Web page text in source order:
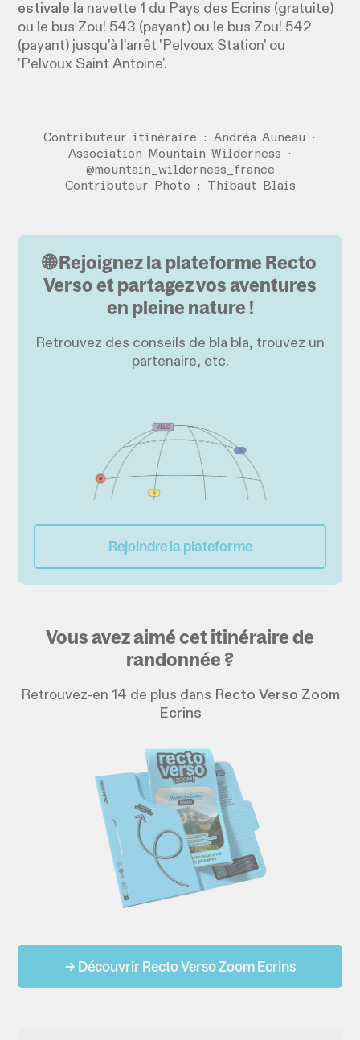
estivale la navette 1 du Pays des Ecrins (gratuite)
ou le bus Zou! 543 (payant) ou le bus Zou! 542
(payant) jusqu'à l'arrêt 'Pelvoux Station' ou
'Pelvoux Saint Antoine'.
Contributeur itinéraire : Andréa Auneau ·
Association Mountain Wilderness ·
@mountain_wilderness_france
Contributeur Photo : Thibaut Blais
🌐 Rejoignez la plateforme Recto
Verso et partagez vos aventures
en pleine nature !
Retrouvez des conseils de bla bla, trouvez un
partenaire, etc.
Rejoindre la plateforme
Vous avez aimé cet itinéraire de
randonnée ?
Retrouvez-en 14 de plus dans Recto Verso Zoom
Ecrins
→ Découvrir Recto Verso Zoom Ecrins